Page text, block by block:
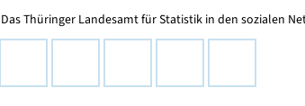
Das Thüringer Landesamt für Statistik in den sozialen